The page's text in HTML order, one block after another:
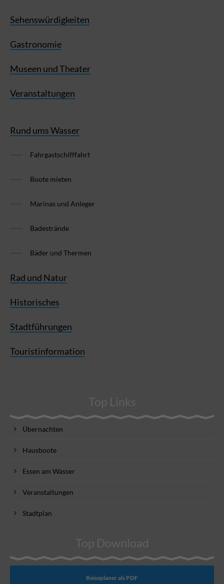
Sehenswürdigkeiten
Gastronomie
Museen und Theater
Veranstaltungen
Rund ums Wasser
Fahrgastschifffahrt
Boote mieten
Marinas und Anleger
Badestrände
Bäder und Thermen
Rad und Natur
Historisches
Stadtführungen
Touristinformation
Top Links
Übernachten
Hausboote
Essen am Wasser
Veranstaltungen
Stadtplan
Top Download
Reiseplaner als PDF